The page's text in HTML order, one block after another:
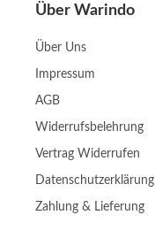
Über Warindo
Über Uns
Impressum
AGB
Widerrufsbelehrung
Vertrag Widerrufen
Datenschutzerklärung
Zahlung & Lieferung